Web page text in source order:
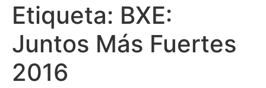
Etiqueta: BXE:
Juntos Más Fuertes
2016